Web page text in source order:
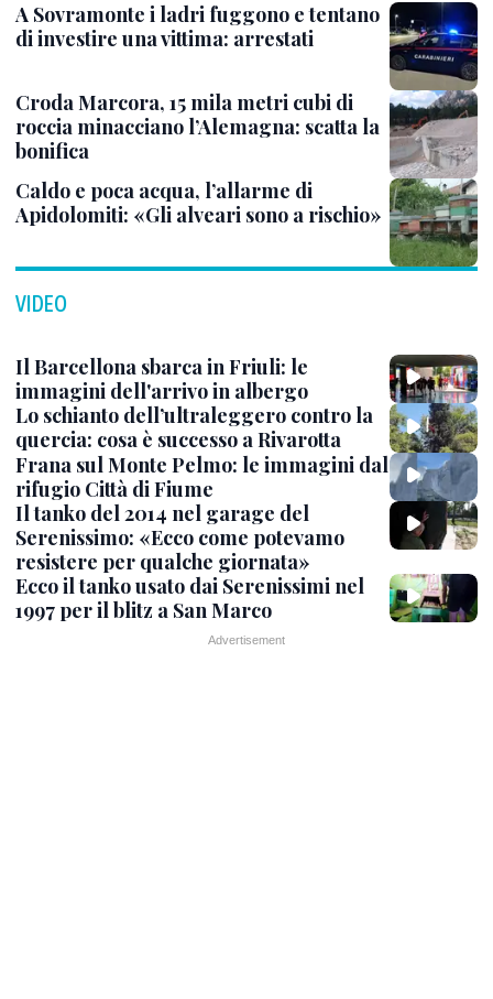
A Sovramonte i ladri fuggono e tentano
di investire una vittima: arrestati
Croda Marcora, 15 mila metri cubi di
roccia minacciano l’Alemagna: scatta la
bonifica
Caldo e poca acqua, l’allarme di
Apidolomiti: «Gli alveari sono a rischio»
VIDEO
Il Barcellona sbarca in Friuli: le
immagini dell'arrivo in albergo
Lo schianto dell’ultraleggero contro la
quercia: cosa è successo a Rivarotta
Frana sul Monte Pelmo: le immagini dal
rifugio Città di Fiume
Il tanko del 2014 nel garage del
Serenissimo: «Ecco come potevamo
resistere per qualche giornata»
Ecco il tanko usato dai Serenissimi nel
1997 per il blitz a San Marco